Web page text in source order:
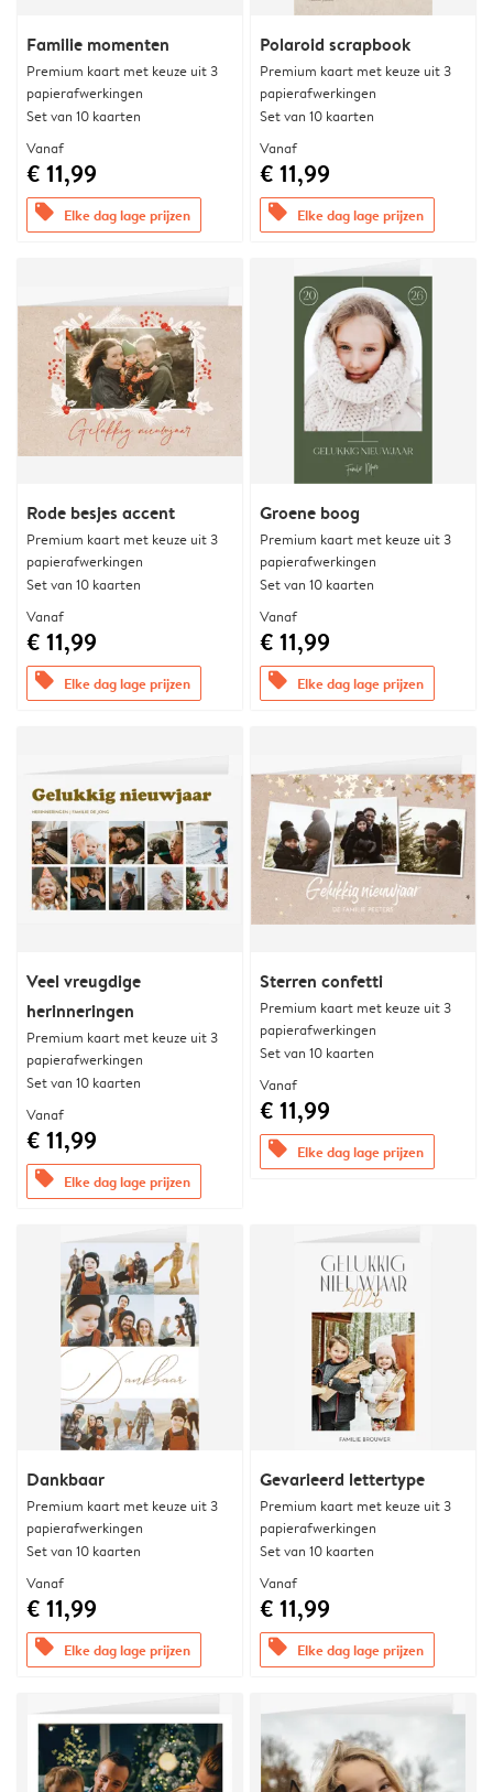
Familie momenten
Premium kaart met keuze uit 3
papierafwerkingen
Set van 10 kaarten
Vanaf
€ 11,99
offers Elke dag lage prijzen
Polaroid scrapbook
Premium kaart met keuze uit 3
papierafwerkingen
Set van 10 kaarten
Vanaf
€ 11,99
offers Elke dag lage prijzen
Rode besjes accent
Premium kaart met keuze uit 3
papierafwerkingen
Set van 10 kaarten
Vanaf
€ 11,99
offers Elke dag lage prijzen
Groene boog
Premium kaart met keuze uit 3
papierafwerkingen
Set van 10 kaarten
Vanaf
€ 11,99
offers Elke dag lage prijzen
Veel vreugdige
herinneringen
Premium kaart met keuze uit 3
papierafwerkingen
Set van 10 kaarten
Vanaf
€ 11,99
offers Elke dag lage prijzen
Sterren confetti
Premium kaart met keuze uit 3
papierafwerkingen
Set van 10 kaarten
Vanaf
€ 11,99
offers Elke dag lage prijzen
Dankbaar
Premium kaart met keuze uit 3
papierafwerkingen
Set van 10 kaarten
Vanaf
€ 11,99
offers Elke dag lage prijzen
Gevarieerd lettertype
Premium kaart met keuze uit 3
papierafwerkingen
Set van 10 kaarten
Vanaf
€ 11,99
offers Elke dag lage prijzen